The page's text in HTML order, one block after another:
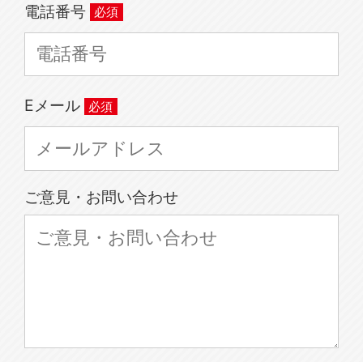
電話番号
Eメール
ご意見・お問い合わせ